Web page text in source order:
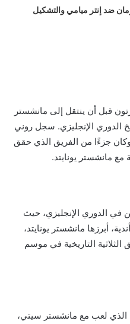
ضد إنتر ميامي والتشكيل
قبل أن ينتقل إلى مانشستر
الدوري الإنجليزي. سجل روني
وكان جزءًا من الفريق الذي حقق
مع مانشستر يونايتد.
في الدوري الإنجليزي، حيث
أبرزها مانشستر يونايتد،
التاريخية في موسم
الذي لعب مع مانشستر سيتي،